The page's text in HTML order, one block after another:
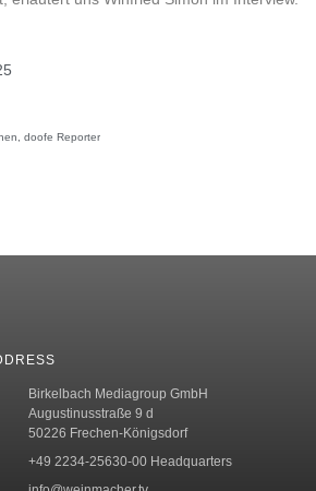
doofe Reporter
Birkelbach Mediagroup GmbH
Augustinusstraße 9 d
50226 Frechen-Königsdorf
+49 2234-25630-00 Headquarters